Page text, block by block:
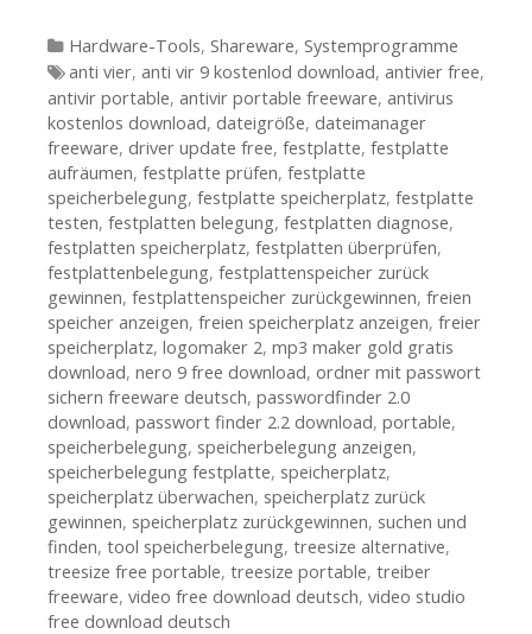
Kategorien
Hardware-Tools, Shareware, Systemprogramme
Tags
anti vier, anti vir 9 kostenlod download, antivier free,
antivir portable, antivir portable freeware, antivirus
kostenlos download, dateigröße, dateimanager
freeware, driver update free, festplatte, festplatte
aufräumen, festplatte prüfen, festplatte
speicherbelegung, festplatte speicherplatz, festplatte
testen, festplatten belegung, festplatten diagnose,
festplatten speicherplatz, festplatten überprüfen,
festplattenbelegung, festplattenspeicher zurück
gewinnen, festplattenspeicher zurückgewinnen, freien
speicher anzeigen, freien speicherplatz anzeigen, freier
speicherplatz, logomaker 2, mp3 maker gold gratis
download, nero 9 free download, ordner mit passwort
sichern freeware deutsch, passwordfinder 2.0
download, passwort finder 2.2 download, portable,
speicherbelegung, speicherbelegung anzeigen,
speicherbelegung festplatte, speicherplatz,
speicherplatz überwachen, speicherplatz zurück
gewinnen, speicherplatz zurückgewinnen, suchen und
finden, tool speicherbelegung, treesize alternative,
treesize free portable, treesize portable, treiber
freeware, video free download deutsch, video studio
free download deutsch